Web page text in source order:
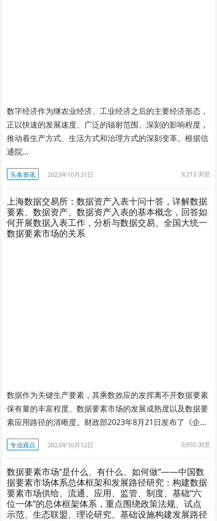
数字经济作为继农业经济、工业经济之后的主要经济形态，
正以快速的发展速度、广泛的辐射范围、深刻的影响程度，
推动着生产方式、生活方式和治理方式的深刻变革。根据信
通院…
头条资讯 2023年10月31日 9,213浏览
上海数据交易所：数据资产入表十问十答，详解数据
要素、数据资产、数据资产入表的基本概念，回答如
何开展数据入表工作，分析与数据交易、全国大统一
数据要素市场的关系
数据作为关键生产要素，其乘数效应的发挥离不开数据要素
保有量的丰富程度、数据要素市场的发展成熟度以及数据要
素应用路径的清晰度。财政部2023年8月21日发布了《企…
专业观点 2023年10月12日 9,655浏览
数据要素市场“是什么、有什么、如何做”——中国数
据要素市场体系总体框架和发展路径研究：构建数据
要素市场供给、流通、应用、监管、制度、基础“六
位一体”的总体框架体系，重点围绕政策法规、试点
示范、生态联盟、理论研究、基础设施构建发展路径